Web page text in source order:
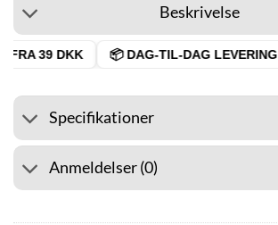
Beskrivelse
39 DKK 📦 DAG-TIL-DAG LEVERING
Specifikationer
Anmeldelser (0)